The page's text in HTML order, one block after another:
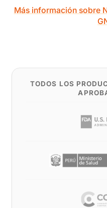
Más información sobre
TODOS LOS